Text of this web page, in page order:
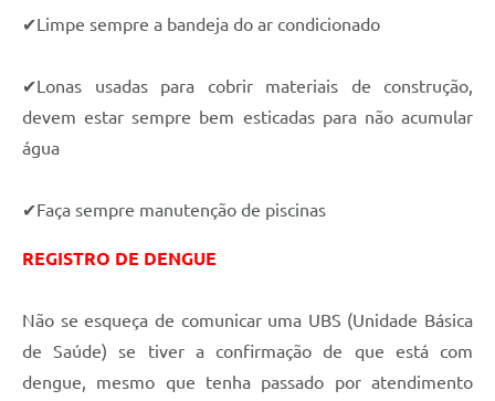
✔Limpe sempre a bandeja do ar condicionado
✔Lonas usadas para cobrir materiais de construção,
devem estar sempre bem esticadas para não acumular
água
✔Faça sempre manutenção de piscinas
REGISTRO DE DENGUE
Não se esqueça de comunicar uma UBS (Unidade Básica
de Saúde) se tiver a confirmação de que está com
dengue, mesmo que tenha passado por atendimento